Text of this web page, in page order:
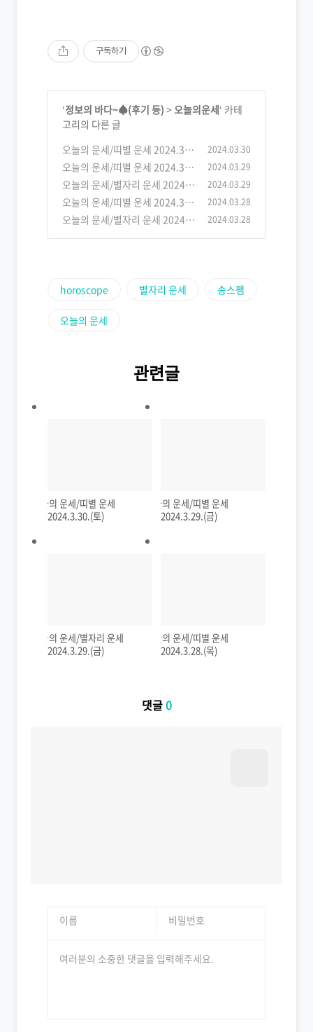
구독하기
‘정보의 바다~♠(후기 등) >오늘의운세‘ 카테
고리의 다른 글
오늘의 운세/띠별 운세 2024.3.3
0.(토)
(0)
2024.03.30
오늘의 운세/띠별 운세 2024.3.2
9.(금)
(0)
2024.03.29
오늘의 운세/별자리 운세 2024.
3.29.(금)
(0)
2024.03.29
오늘의 운세/띠별 운세 2024.3.2
8.(목)
(0)
2024.03.28
오늘의 운세/별자리 운세 2024.
2024.03.28
horoscope 별자리 운세 송스팸
오늘의 운세
관련글
오늘의 운세/띠별 운세
2024.3.30.(토)
오늘의 운세/띠별 운세
2024.3.29.(금)
오늘의 운세/별자리 운세
2024.3.29.(금)
오늘의 운세/띠별 운세
2024.3.28.(목)
댓글0